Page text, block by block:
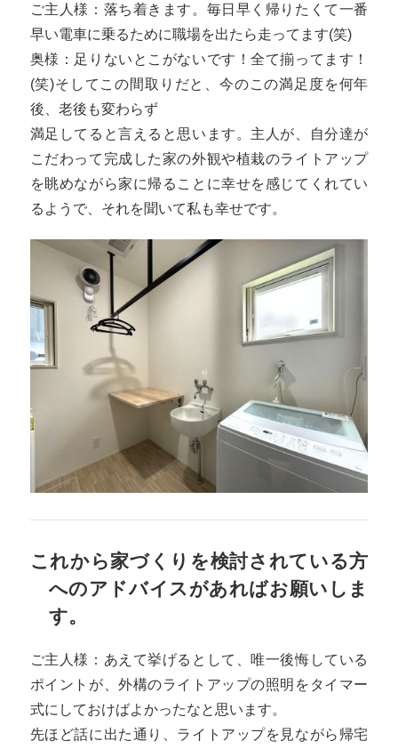
ご主人様：落ち着きます。毎日早く帰りたくて一番
早い電車に乗るために職場を出たら走ってます(笑)
奥様：足りないとこがないです！全て揃ってます！
(笑)そしてこの間取りだと、今のこの満足度を何年
後、老後も変わらず
満足してると言えると思います。主人が、自分達が
こだわって完成した家の外観や植栽のライトアップ
を眺めながら家に帰ることに幸せを感じてくれてい
るようで、それを聞いて私も幸せです。
これから家づくりを検討されている方
へのアドバイスがあればお願いしま
す。
ご主人様：あえて挙げるとして、唯一後悔している
ポイントが、外構のライトアップの照明をタイマー
式にしておけばよかったなと思います。
先ほど話に出た通り、ライトアップを見ながら帰宅